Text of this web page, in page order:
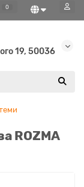
0
19, 50036
ROZMA